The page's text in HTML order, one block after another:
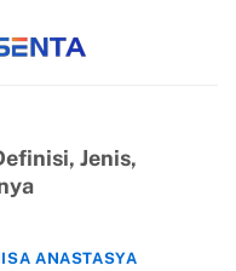
Jenis,
ANASTASYA